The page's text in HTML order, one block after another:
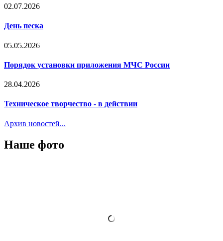
02.07.2026
День песка
05.05.2026
Порядок установки приложения МЧС России
28.04.2026
Техническое творчество - в действии
Архив новостей...
Наше фото